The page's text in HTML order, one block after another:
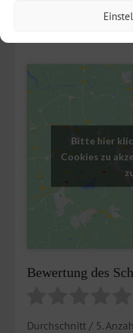
den Blicken
Bitte hier
Cookies zu
Bewertung des
Durchschnitt / 5.